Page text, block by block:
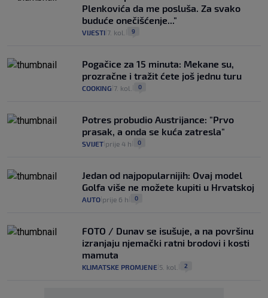
Plenkovića da me posluša. Za svako
buduće onečišćenje..."
VIJESTI 7. kol. 9
Pogačice za 15 minuta: Mekane su,
prozračne i tražit ćete još jednu turu
COOKING 7. kol. 0
Potres probudio Austrijance: "Prvo
prasak, a onda se kuća zatresla"
SVIJET prije 4 h 0
Jedan od najpopularnijih: Ovaj model
Golfa više ne možete kupiti u Hrvatskoj
AUTO prije 6 h 0
FOTO / Dunav se isušuje, a na površinu
izranjaju njemački ratni brodovi i kosti
mamuta
KLIMATSKE PROMJENE 5. kol. 2